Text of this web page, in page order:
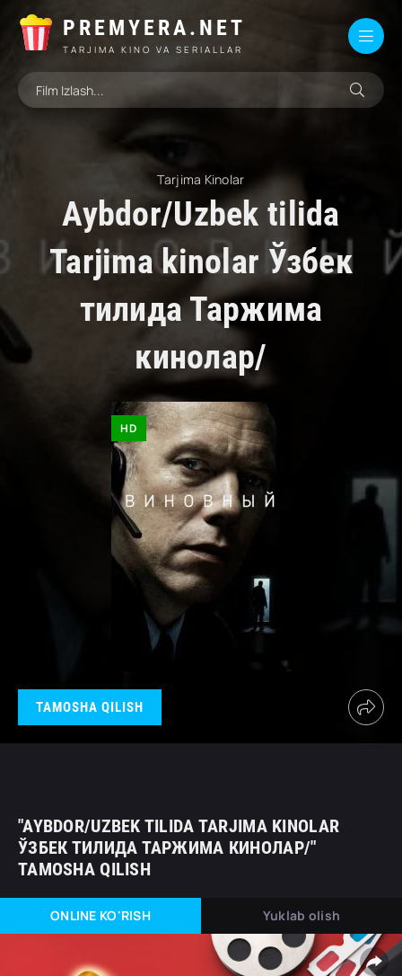
PREMYERA.NET
TARJIMA KINO VA SERIALLAR
Tarjima Kinolar
Aybdor/Uzbek tilida
Tarjima kinolar Ўзбек
тилида Таржима
кинолар/
HD
TAMOSHA QILISH
"AYBDOR/UZBEK TILIDA TARJIMA KINOLAR
ЎЗБЕК ТИЛИДА ТАРЖИМА КИНОЛАР/"
TAMOSHA QILISH
ONLINE KO'RISH Yuklab olish